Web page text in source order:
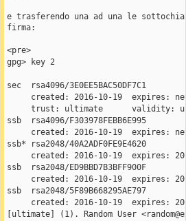
e trasferendo una ad una le
firma:
<pre>
gpg> key 2
sec  rsa4096/3E0EE5BAC50DF7C1
trust: ultimate      validity:
ssb  rsa4096/F303978FEBB6E995
ssb* rsa2048/40A2ADF0FE9E4620
ssb  rsa2048/ED9BBD7B3BFF900F
ssb  rsa2048/5F89B668295AE797
[ultimate] (1). Random User